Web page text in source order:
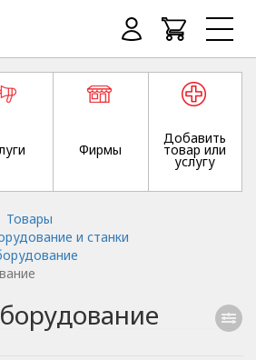
Фирмы
Добавить
товар или
услугу
Товары
и станки